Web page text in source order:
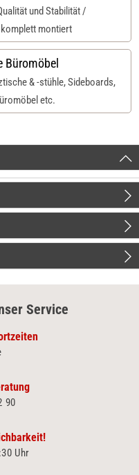
und Stabilität /
montiert
Büromöbel
& -stühle, Sideboards,
etc.
Service
90
Uhr